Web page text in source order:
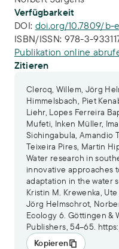
Verfügbarkeit
DOI: doi.org/10.7809/b-
ISBN/ISSN: 978-3-
Publikation online
Zitieren
Clercq, Willem, Jörg
Himmelsbach, Piet
Liehr, Lopes Ferreira
Mufeti, Inken Müller,
Sichingabula, Amandio
Teixeira Pires, Martin
Water research in
innovative approaches
adaptation in the water
Kristin M. Krewenka,
Jörg Helmschrot,
Ecology 6. Göttingen &
Publishers, 54–65.
Kopieren